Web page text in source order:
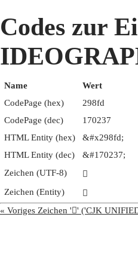
Codes zur
Name
Wert
CodePage (hex)
298fd
CodePage (dec)
170237
HTML Entity (hex)
&#x298fd;
HTML Entity (dec)
&#170237;
Zeichen (UTF-8)
𩣽
Zeichen (Entity)
𩣽
« Voriges Zeichen '𩣼' ('CJK